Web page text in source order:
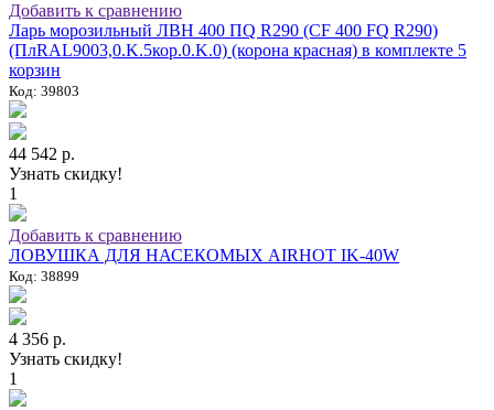
Добавить к сравнению
Ларь морозильный ЛВН 400 ПQ R290 (СF 400 FQ R290)
(ПлRAL9003,0.K.5кор.0.K.0) (корона красная) в комплекте 5
корзин
Код: 39803
44 542 р.
Узнать скидку!
1
Добавить к сравнению
ЛОВУШКА ДЛЯ НАСЕКОМЫХ AIRHOT IK-40W
Код: 38899
4 356 р.
Узнать скидку!
1